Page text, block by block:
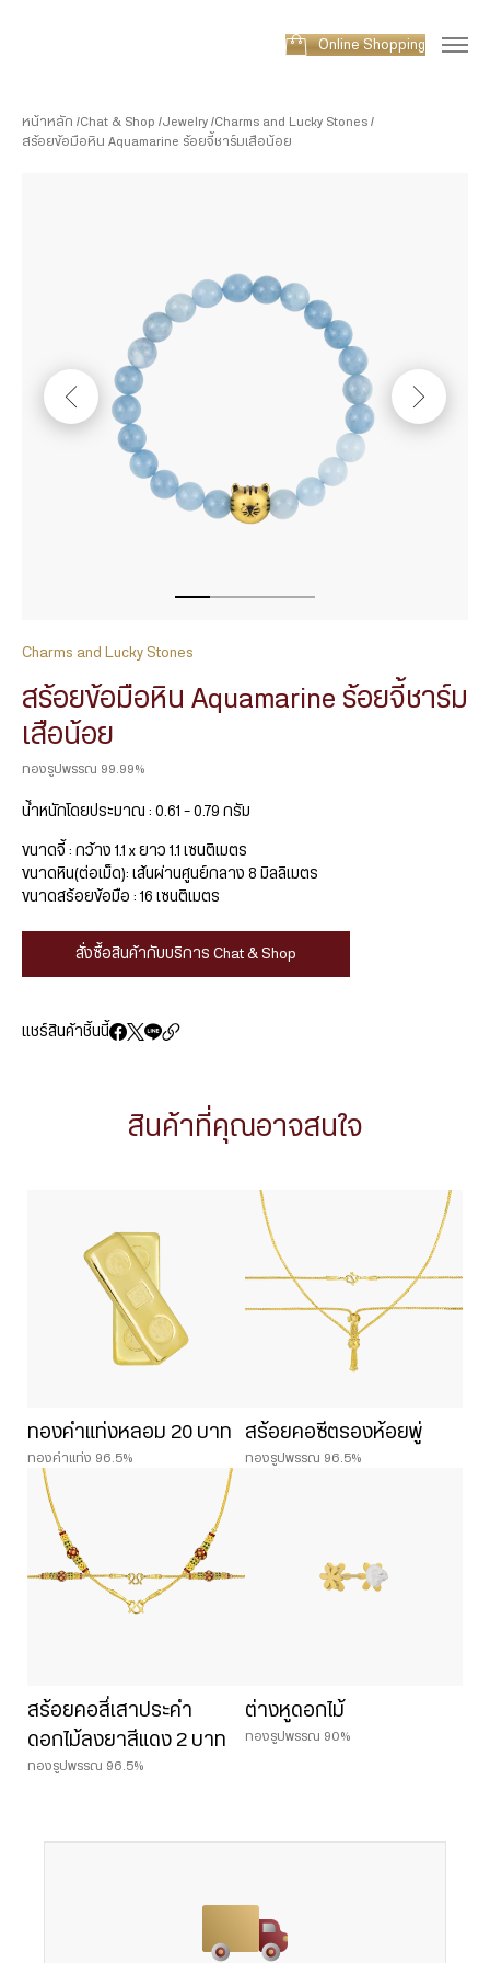
Online Shopping
หน้าหลัก Chat & Shop Jewelry Charms and Lucky Stones
สร้อยข้อมือหิน Aquamarine ร้อยจี้ชาร์มเสือน้อย
Charms and Lucky Stones
สร้อยข้อมือหิน Aquamarine ร้อยจี้ชาร์ม
เสือน้อย
ทองรูปพรรณ 99.99%
น้ำหนักโดยประมาณ : 0.61 – 0.79 กรัม
ขนาดจี้ : กว้าง 1.1 x ยาว 1.1 เซนติเมตร
ขนาดหิน(ต่อเม็ด): เส้นผ่านศูนย์กลาง 8 มิลลิเมตร
ขนาดสร้อยข้อมือ : 16 เซนติเมตร
สั่งซื้อสินค้ากับบริการ Chat & Shop
แชร์สินค้าชิ้นนี้
สินค้าที่คุณอาจสนใจ
ทองคำแท่งหลอม 20 บาท
ทองคำแท่ง 96.5%
สร้อยคอซีตรองห้อยพู่
ทองรูปพรรณ 96.5%
สร้อยคอสี่เสาประคำ
ดอกไม้ลงยาสีแดง 2 บาท
ทองรูปพรรณ 96.5%
ต่างหูดอกไม้
ทองรูปพรรณ 90%